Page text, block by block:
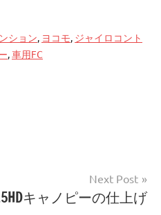
ション, ヨコモ, ジャイロコント
,車用FC
Next Post
キャノピーの仕上げ